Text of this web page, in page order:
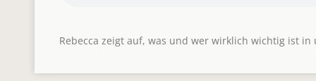
Rebecca zeigt auf, was und wer wirklich wichtig ist in